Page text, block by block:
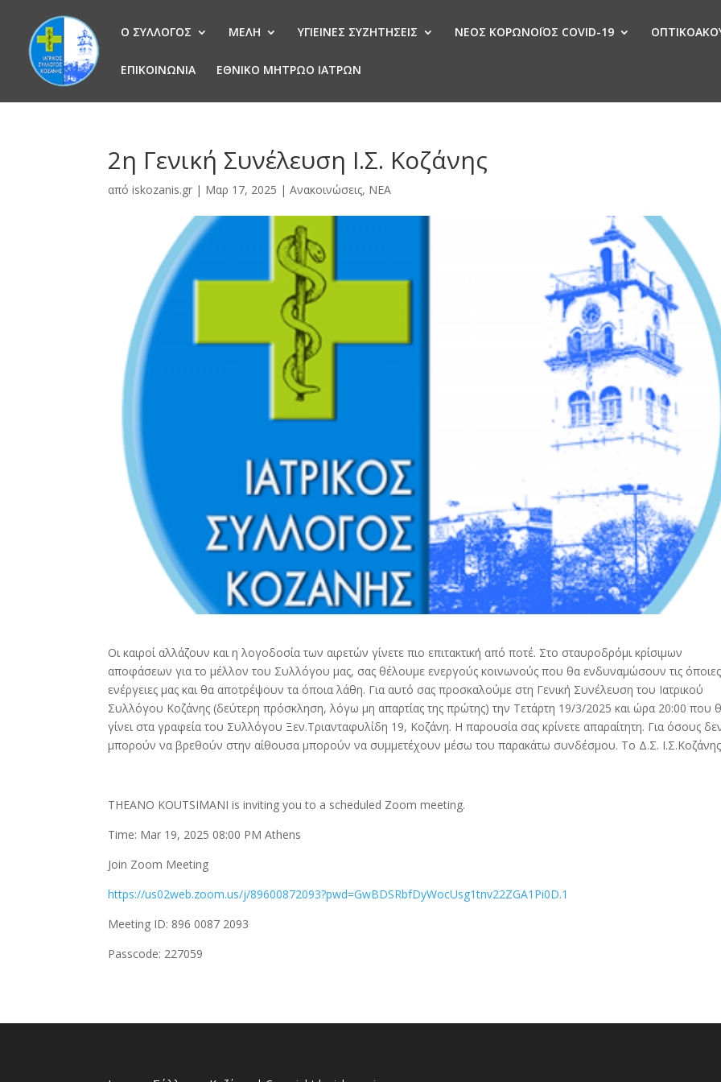
Ο ΣΥΛΛΟΓΟΣ ΜΕΛΗ ΥΓΙΕΙΝΕΣ ΣΥΖΗΤΗΣΕΙΣ ΝΕΟΣ ΚΟΡΩΝΟΪΟΣ COVID-19
ΕΠΙΚΟΙΝΩΝΙΑ ΕΘΝΙΚΟ ΜΗΤΡΩΟ ΙΑΤΡΩΝ
2η Γενική Συνέλευση Ι.Σ. Κοζάνης
απόiskozanis.gr | Μαρ 17, 2025 |Ανακοινώσεις, ΝΕΑ
Οι καιροί αλλάζουν και η λογοδοσία των αιρετών γίνετε πιο επιτακτική από ποτέ. Στο σταυροδρόμι κρίσιμων
αποφάσεων για το μέλλον του Συλλόγου μας, σας θέλουμε ενεργούς κοινωνούς που θα ενδυναμώσουν τις όποιες
ενέργειες μας και θα αποτρέψουν τα όποια λάθη. Για αυτό σας προσκαλούμε στη Γενική Συνέλευση του Ιατρικού
Συλλόγου Κοζάνης (δεύτερη πρόσκληση, λόγω μη απαρτίας της πρώτης) την Τετάρτη 19/3/2025 και ώρα 20:00 που
γίνει στα γραφεία του Συλλόγου Ξεν.Τριανταφυλίδη 19, Κοζάνη. Η παρουσία σας κρίνετε απαραίτητη. Για όσους
μπορούν να βρεθούν στην αίθουσα μπορούν να συμμετέχουν μέσω του παρακάτω συνδέσμου. Το Δ.Σ. Ι.Σ.Κοζάνης
THEANO KOUTSIMANI is inviting you to a scheduled Zoom meeting.
Time: Mar 19, 2025 08:00 PM Athens
Join Zoom Meeting
https://us02web.zoom.us/j/89600872093?pwd=GwBDSRbfDyWocUsg1tnv22ZGA1Pi0D.1
Meeting ID: 896 0087 2093
Passcode: 227059